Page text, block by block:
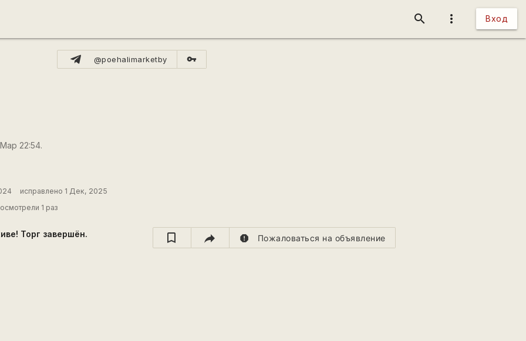
more_vert Вход
search
@poehalimarketby vpn_key
22:54.
исправлено 1 Дек, 2025
1 раз
Торг завершён. report Пожаловаться на объявление